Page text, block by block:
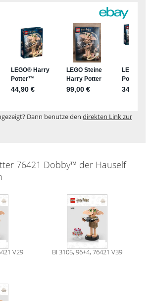
Dann benutze den direkten Link zur
76421 Dobby™ der Hauself
V29 BI 3105, 96+4, 76421 V39